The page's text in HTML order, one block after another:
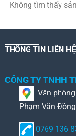
Không tìm thấy
THÔNG TIN LIÊN HỆ
CÔNG TY TNHH
Văn
Phạm Văn
0769 136